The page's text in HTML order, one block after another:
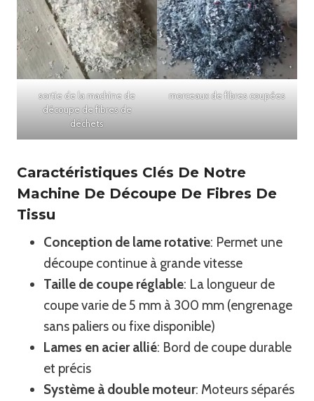
sortie de la machine de
découpe de fibres de
déchets
morceaux de fibres coupées
Caractéristiques Clés De Notre
Machine De Découpe De Fibres De
Tissu
Conception de lame rotative: Permet une
découpe continue à grande vitesse
Taille de coupe réglable: La longueur de
coupe varie de 5 mm à 300 mm (engrenage
sans paliers ou fixe disponible)
Lames en acier allié: Bord de coupe durable
et précis
Système à double moteur: Moteurs séparés